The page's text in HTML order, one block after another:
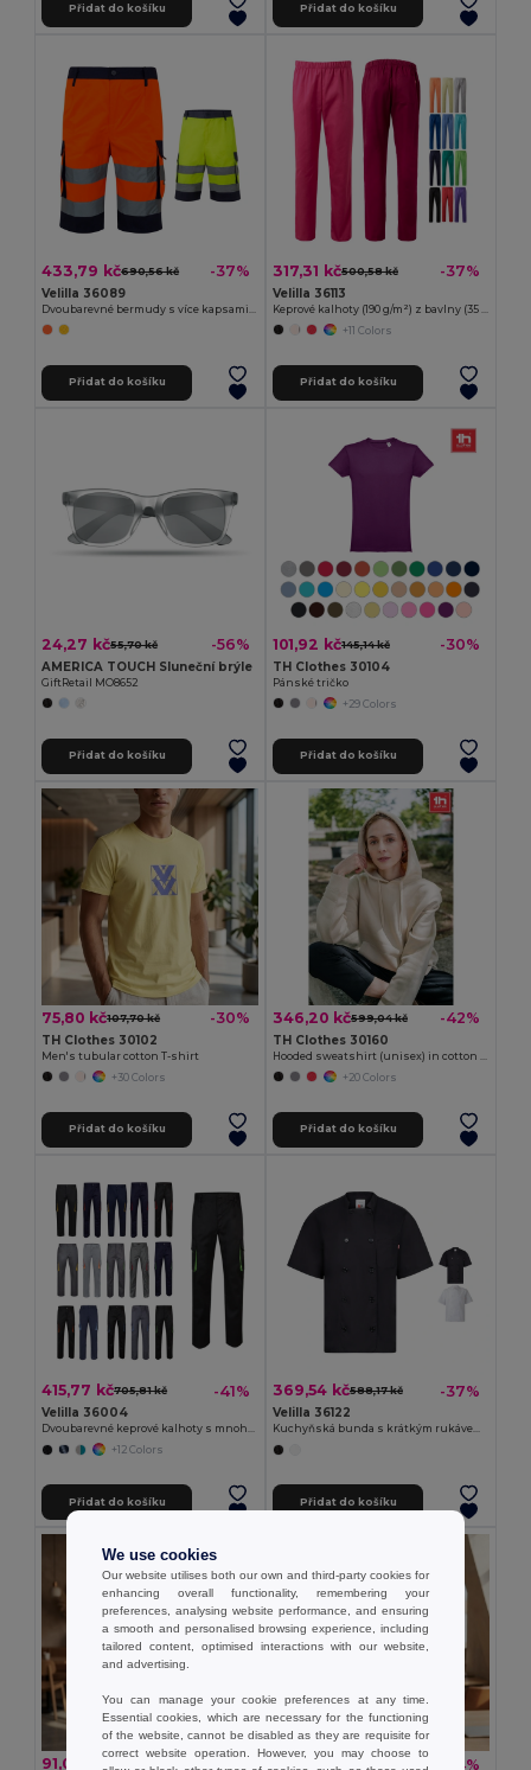
Přidat do košíku Přidat do košíku
433,79 kč690,56 kč -37%
Velilla 36089
Přidat do košíku
317,31 kč500,58 kč -37%
Velilla 36113
+11 Colors
Přidat do košíku
24,27 kč55,70 kč -56%
AMERICA TOUCH Sluneční brýle
GiftRetail MO8652
Přidat do košíku
101,92 kč145,14 kč -30%
TH Clothes 30104
Pánské tričko
+29 Colors
Přidat do košíku
75,80 kč107,70 kč -30%
TH Clothes 30102
Men's tubular cotton T-shirt
+30 Colors
Přidat do košíku
346,20 kč599,04 kč -42%
TH Clothes 30160
+20 Colors
Přidat do košíku
415,77 kč705,81 kč -41%
Velilla 36004
Dvoubarevné keprové kalhoty s mnoha kapsami (200 g/m²), z bavlny (35 %) a polyesteru (65 %)
+12 Colors
Přidat do košíku
369,54 kč588,17 kč -37%
Velilla 36122
Kuchyňská bunda s krátkým rukávem (110 g/m²) z bavlny (35 %) a polyesteru (65 %)
Přidat do košíku
91,06 kč 129,65 kč -30% 99,61 kč151,15 kč -34%
We use cookies
Our website utilises both our own and third-party cookies for
enhancing overall functionality, remembering your
preferences, analysing website performance, and ensuring
a smooth and personalised browsing experience, including
tailored content, optimised interactions with our website,
and advertising.
You can manage your cookie preferences at any time.
Essential cookies, which are necessary for the functioning
of the website, cannot be disabled as they are requisite for
correct website operation. However, you may choose to